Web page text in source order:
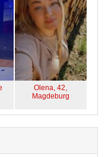
Olena, 42,
Magdeburg